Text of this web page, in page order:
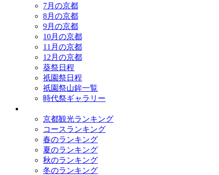
7月の京都
8月の京都
9月の京都
10月の京都
11月の京都
12月の京都
葵祭日程
祇園祭日程
祇園祭山鉾一覧
時代祭ギャラリー
京都観光ランキング
コースランキング
春のランキング
夏のランキング
秋のランキング
冬のランキング